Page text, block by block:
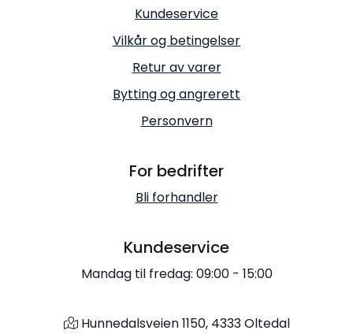
Kundeservice
Vilkår og betingelser
Retur av varer
Bytting og angrerett
Personvern
For bedrifter
Bli forhandler
Kundeservice
Mandag til fredag: 09:00 - 15:00
Hunnedalsveien 1150, 4333 Oltedal